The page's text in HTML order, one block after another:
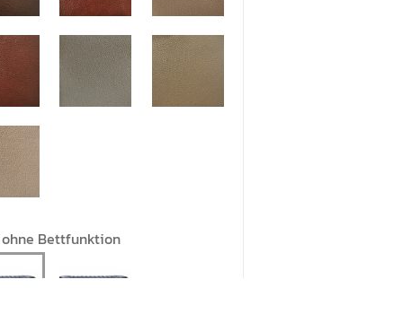
ohne Bettfunktion